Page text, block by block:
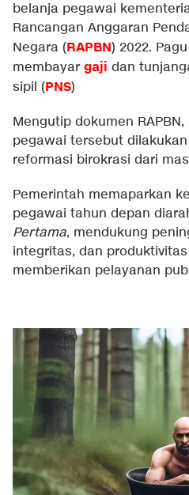
belanja pegawai
Rancangan Anggaran
Negara (RAPBN) 2022.
membayar gaji dan
sipil (PNS)
Mengutip dokumen
pegawai tersebut
reformasi birokrasi dari
Pemerintah memaparkan
pegawai tahun depan
Pertama, mendukung
integritas, dan
memberikan pelayanan